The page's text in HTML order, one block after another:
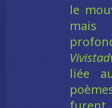
le
mais
liée